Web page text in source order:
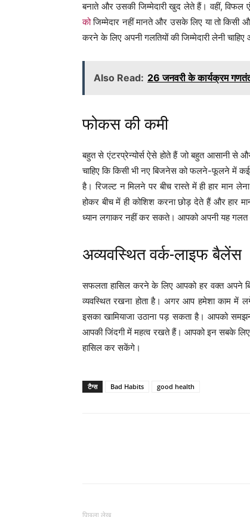
बनाते और उसकी जिम्मेदारी खुद लेते हैं। वहीं, विफल
कोजिम्मेदार नहीं मानते और उसके लिए या तो किसी
करने के लिए अपनी गलतियों की जिम्मेदारी लेनी
Also Read: 26 जनवरी के कार्यक्रम
फोकस की कमी
बहुत से एंटरप्रेन्योर्स ऐसे होते हैं जो बहुत आसानी से
चाहिए कि किसी भी नए बिजनेस को फलने-फूलने में
है। रिजल्ट न मिलने पर बीच रास्ते में ही हार
होकर बीच में ही कोशिश करना छोड़ देते हैं और हार
ध्यान लगाकर नहीं कर सकते। आपको अपनी यह गलत
अव्यवस्थित वर्क-लाइफ बैलेंस
सफलता हासिल करने के लिए आपको हर वक्त अपने
व्यवस्थित रखना होता है। अगर आप हमेशा काम में
इसका खामियाजा उठाना पड़ सकता है। आपको
आपकी जिंदगी में महत्व रखते हैं। आपको इन सबके लिए
हासिल कर सकेंगे।
टैग्स Bad Habits good health
पिछला लेख